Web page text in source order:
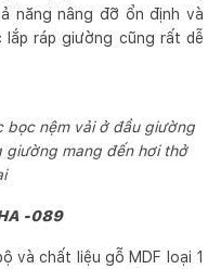
năng nâng đỡ ổn định và
lắp ráp giường cũng rất dễ
bọc nệm vải ở đầu giường
giường mang đến hơi thở
-089
và chất liệu gỗ MDF loại 1